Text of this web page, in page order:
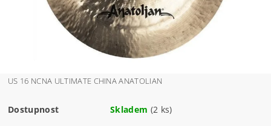
US 16 NCNA ULTIMATE CHINA ANATOLIAN
Dostupnost Skladem (2 ks)